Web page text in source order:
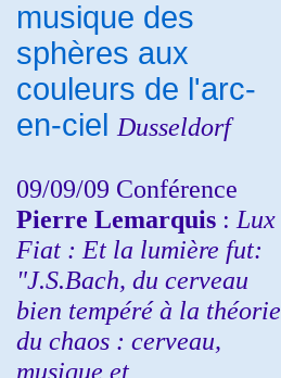
musique des
sphères aux
couleurs de l'arc-
en-ciel Dusseldorf
09/09/09 Conférence
Pierre Lemarquis : Lux
Fiat : Et la lumière fut:
"J.S.Bach, du cerveau
bien tempéré à la théorie
du chaos : cerveau,
musique et